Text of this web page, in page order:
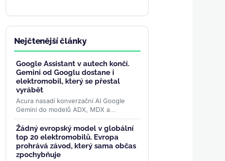
Nejčtenější články
Google Assistant v autech končí.
Gemini od Googlu dostane i
elektromobil, který se přestal
vyrábět
Acura nasadí konverzační AI Google
Gemini do modelů ADX, MDX a
elektrického ZDX — toho, jehož výrobu
loni ukončila. Přidává se k vlně,...>>
Žádný evropský model v globální
top 20 elektromobilů. Evropa
prohrává závod, který sama občas
zpochybňuje